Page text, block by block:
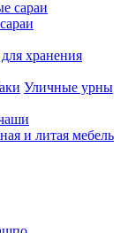
хранения
Уличные урны
и литая мебель